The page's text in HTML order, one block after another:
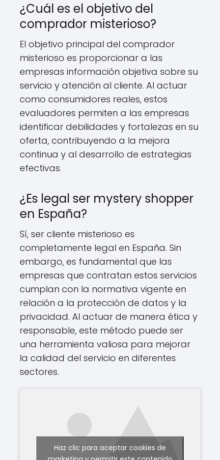
¿Cuál es el objetivo del
comprador misterioso?
El objetivo principal del comprador
misterioso es proporcionar a las
empresas información objetiva sobre su
servicio y atención al cliente. Al actuar
como consumidores reales, estos
evaluadores permiten a las empresas
identificar debilidades y fortalezas en su
oferta, contribuyendo a la mejora
continua y al desarrollo de estrategias
efectivas.
¿Es legal ser mystery shopper
en España?
Sí, ser cliente misterioso es
completamente legal en España. Sin
embargo, es fundamental que las
empresas que contratan estos servicios
cumplan con la normativa vigente en
relación a la protección de datos y la
privacidad. Al actuar de manera ética y
responsable, este método puede ser
una herramienta valiosa para mejorar
la calidad del servicio en diferentes
sectores.
Haz clic para aceptar cookies de